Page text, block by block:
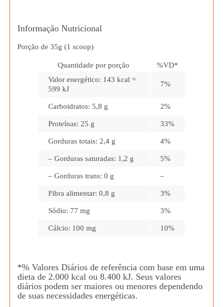
Informação Nutricional
Porção de 35g (1 scoop)
Quantidade por porção %VD*
Valor energético: 143 kcal =
599 kJ
7%
Carboidratos: 5,8 g 2%
Proteínas: 25 g 33%
Gorduras totais: 2,4 g 4%
– Gorduras saturadas: 1,2 g 5%
– Gorduras trans: 0 g –
Fibra alimentar: 0,8 g 3%
Sódio: 77 mg 3%
Cálcio: 100 mg 10%
*% Valores Diários de referência com base em uma
dieta de 2.000 kcal ou 8.400 kJ. Seus valores
diários podem ser maiores ou menores dependendo
de suas necessidades energéticas.